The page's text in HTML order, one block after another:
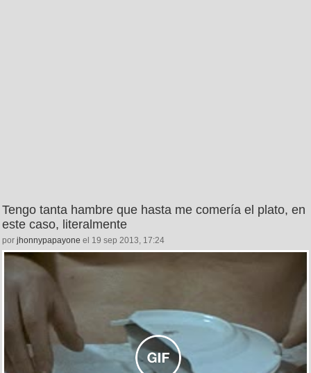
Tengo tanta hambre que hasta me comería el plato, en
este caso, literalmente
por jhonnypapayone el 19 sep 2013, 17:24